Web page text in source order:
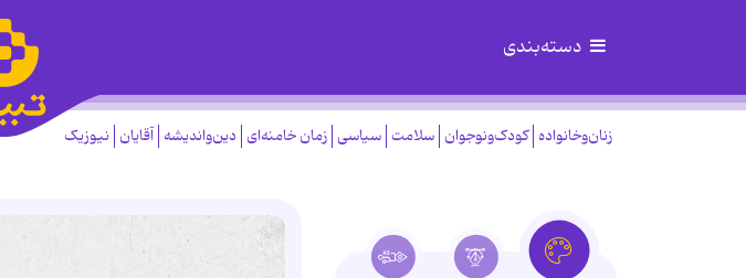
دسته‌بندی
زنان‌وخانواده کودک‌ونوجوان سلامت سیاسی زمان خامنه‌ای دین‌واندیشه آقایان نیوزیک